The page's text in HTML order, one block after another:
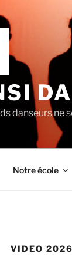
danseurs ne
Notre école
VIDEO 2026